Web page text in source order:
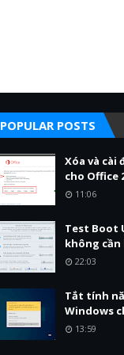
POPULAR POSTS
Xóa và cài
cho Office
11:06
Test Boot
không cần
22:03
Tắt tính
Windows
13:59